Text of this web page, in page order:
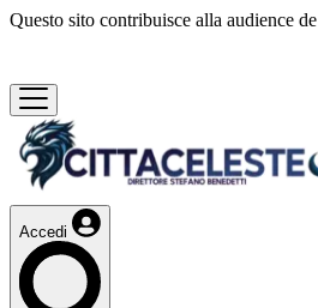
Questo sito contribuisce alla audience de
Accedi